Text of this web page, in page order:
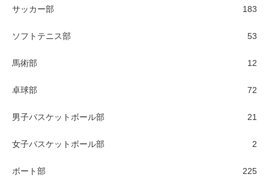
サッカー部 183
ソフトテニス部 53
馬術部 12
卓球部 72
男子バスケットボール部 21
女子バスケットボール部 2
ボート部 225